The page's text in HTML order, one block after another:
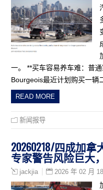
一。 **买车容易养车难：普
Bourgeois最近计划购买一辆
READ MORE
新闻报导
20260218/四成加拿
专家警告风险巨大
jackjia 2026 年 02 月